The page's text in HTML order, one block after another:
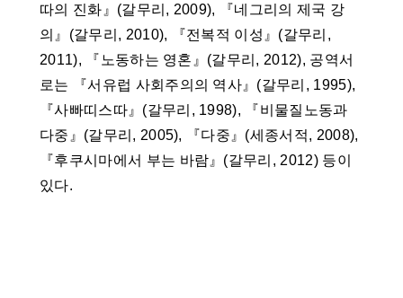
따의 진화』(갈무리, 2009), 『네그리의 제국 강
의』(갈무리, 2010), 『전복적 이성』(갈무리,
2011), 『노동하는 영혼』(갈무리, 2012), 공역서
로는 『서유럽 사회주의의 역사』(갈무리, 1995),
『사빠띠스따』(갈무리, 1998), 『비물질노동과
다중』(갈무리, 2005), 『다중』(세종서적, 2008),
『후쿠시마에서 부는 바람』(갈무리, 2012) 등이
있다.